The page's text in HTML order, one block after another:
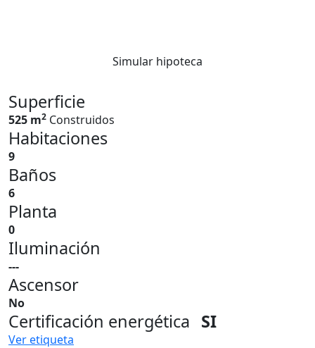
Simular hipoteca
Superficie
525 m2 Construidos
Habitaciones
9
Baños
6
Planta
0
Iluminación
---
Ascensor
No
Certificación energética SI
Ver etiqueta